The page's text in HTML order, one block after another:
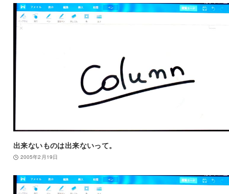
出来ないものは出来ないって。
2005年2月19日